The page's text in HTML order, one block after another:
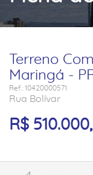
Terreno
Maringá -
Ref.: 10420000571
Rua Bolívar
R$